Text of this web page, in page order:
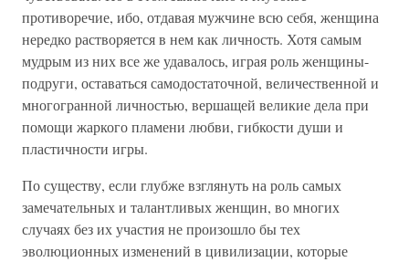
противоречие, ибо, отдавая мужчине всю себя, женщина
нередко растворяется в нем как личность. Хотя самым
мудрым из них все же удавалось, играя роль женщины-
подруги, оставаться самодостаточной, величественной и
многогранной личностью, вершащей великие дела при
помощи жаркого пламени любви, гибкости души и
пластичности игры.
По существу, если глубже взглянуть на роль самых
замечательных и талантливых женщин, во многих
случаях без их участия не произошло бы тех
эволюционных изменений в цивилизации, которые